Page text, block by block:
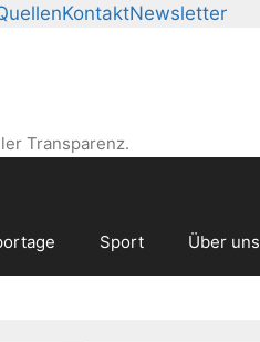
KontaktNewsletter
Transparenz.
Sport Über uns